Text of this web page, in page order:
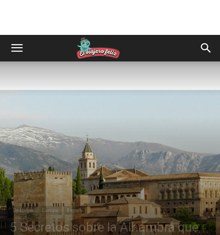
Destinos Europa España
5 Secretos sobre la Alhambra que